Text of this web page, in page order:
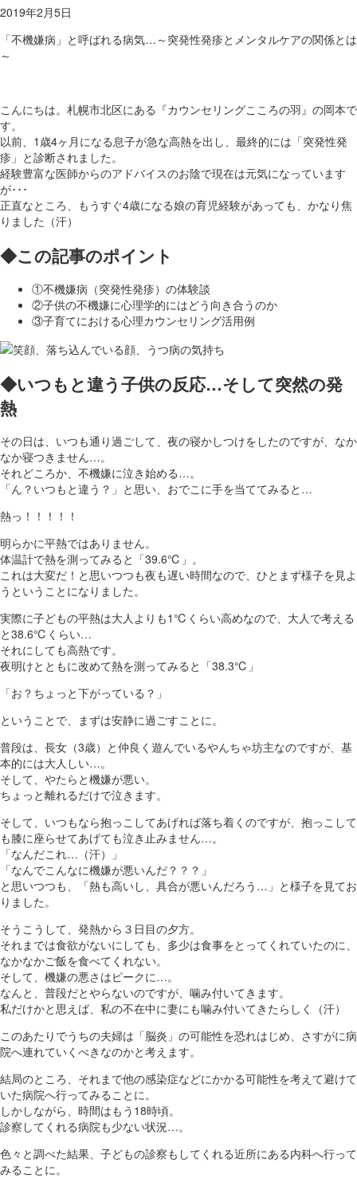
2019年2月5日
「不機嫌病」と呼ばれる病気…～突発性発疹とメンタルケアの関係とは
～
こんにちは。札幌市北区にある『カウンセリングこころの羽』の岡本で
す。
以前、1歳4ヶ月になる息子が急な高熱を出し、最終的には「突発性発
疹」と診断されました。
経験豊富な医師からのアドバイスのお陰で現在は元気になっています
が･･･
正直なところ、もうすぐ4歳になる娘の育児経験があっても、かなり焦
りました（汗）
◆この記事のポイント
①不機嫌病（突発性発疹）の体験談
②子供の不機嫌に心理学的にはどう向き合うのか
③子育てにおける心理カウンセリング活用例
◆いつもと違う子供の反応…そして突然の発
熱
その日は、いつも通り過ごして、夜の寝かしつけをしたのですが、なか
なか寝つきません…。
それどころか、不機嫌に泣き始める…。
「ん？いつもと違う？」と思い、おでこに手を当ててみると…
熱っ！！！！！
明らかに平熱ではありません。
体温計で熱を測ってみると「39.6℃」。
これは大変だ！と思いつつも夜も遅い時間なので、ひとまず様子を見よ
うということになりました。
実際に子どもの平熱は大人よりも1℃くらい高めなので、大人で考える
と38.6℃くらい…
それにしても高熱です。
夜明けとともに改めて熱を測ってみると「38.3℃」
「お？ちょっと下がっている？」
ということで、まずは安静に過ごすことに。
普段は、長女（3歳）と仲良く遊んでいるやんちゃ坊主なのですが、基
本的には大人しい…。
そして、やたらと機嫌が悪い。
ちょっと離れるだけで泣きます。
そして、いつもなら抱っこしてあげれば落ち着くのですが、抱っこして
も膝に座らせてあげても泣き止みません…。
「なんだこれ…（汗）」
「なんでこんなに機嫌が悪いんだ？？？」
と思いつつも、「熱も高いし、具合が悪いんだろう…」と様子を見てお
りました。
そうこうして、発熱から３日目の夕方。
それまでは食欲がないにしても、多少は食事をとってくれていたのに、
なかなかご飯を食べてくれない。
そして、機嫌の悪さはピークに…。
なんと、普段だとやらないのですが、噛み付いてきます。
私だけかと思えば、私の不在中に妻にも噛み付いてきたらしく（汗）
このあたりでうちの夫婦は「脳炎」の可能性を恐れはじめ、さすがに病
院へ連れていくべきなのかと考えます。
結局のところ、それまで他の感染症などにかかる可能性を考えて避けて
いた病院へ行ってみることに。
しかしながら、時間はもう18時頃。
診察してくれる病院も少ない状況…。
色々と調べた結果、子どもの診察もしてくれる近所にある内科へ行って
みることに。